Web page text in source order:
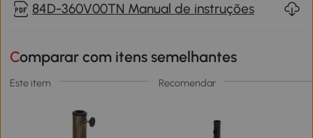
84D-360V00TN Manual de instruções
Comparar com itens semelhantes
Este item Recomendar